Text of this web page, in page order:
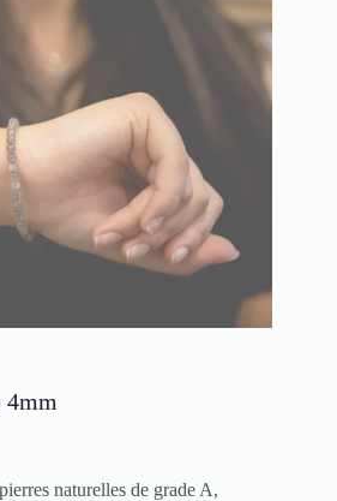
4mm
naturelles de grade A,